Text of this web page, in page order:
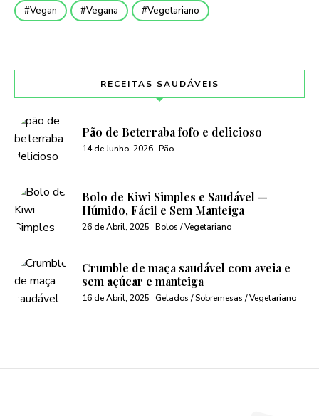
Vegan Vegana Vegetariano
RECEITAS SAUDÁVEIS
Pão de Beterraba fofo e delicioso
14 de Junho, 2026 Pão
Bolo de Kiwi Simples e Saudável —
Húmido, Fácil e Sem Manteiga
26 de Abril, 2025 Bolos / Vegetariano
Crumble de maça saudável com aveia e
sem açúcar e manteiga
16 de Abril, 2025 Gelados / Sobremesas / Vegetariano